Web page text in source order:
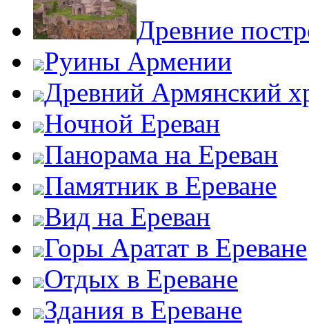
Древние
Руины Армении
Древний Армянский
Ночной Ереван
Панорама на Ереван
Памятник в Ереване
Вид на Ереван
Горы Аратат в Ереване
Отдых в Ереване
Здания в Ереване